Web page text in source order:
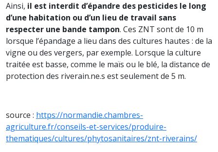
Ainsi, il est interdit d’épandre des pesticides le long
d’une habitation ou d’un lieu de travail sans
respecter une bande tampon. Ces ZNT sont de 10 m
lorsque l’épandage a lieu dans des cultures hautes : de la
vigne ou des vergers, par exemple. Lorsque la culture
traitée est basse, comme le maïs ou le blé, la distance de
protection des riverain.ne.s est seulement de 5 m.
source : https://normandie.chambres-
agriculture.fr/conseils-et-services/produire-
thematiques/cultures/phytosanitaires/znt-riverains/